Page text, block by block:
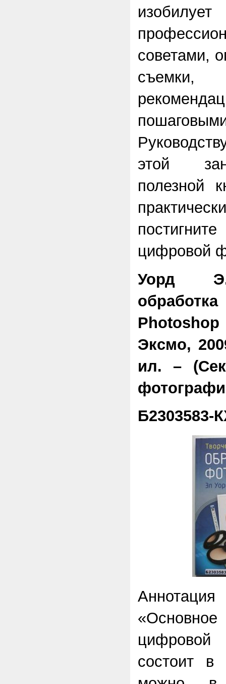
изобилует
советами,
съемки,
этой
полезной
цифровой
Уорд Э.
Photoshop
Эксмо,
ил. –
Б2303583-
состоит в